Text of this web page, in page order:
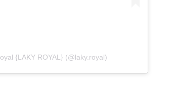
{LAKY ROYAL} (@laky.royal)